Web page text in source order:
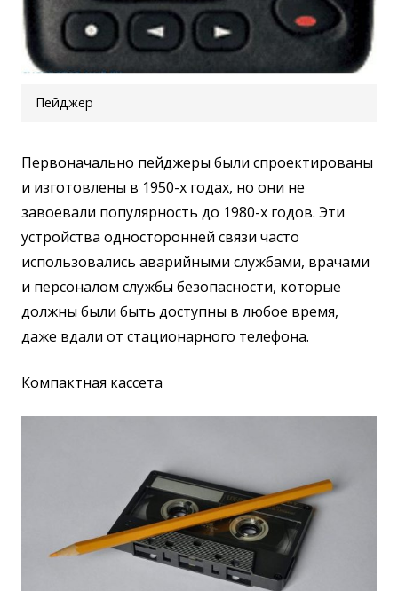
Пейджер
Первоначально пейджеры были спроектированы
и изготовлены в 1950-х годах, но они не
завоевали популярность до 1980-х годов. Эти
устройства односторонней связи часто
использовались аварийными службами, врачами
и персоналом службы безопасности, которые
должны были быть доступны в любое время,
даже вдали от стационарного телефона.
Компактная кассета